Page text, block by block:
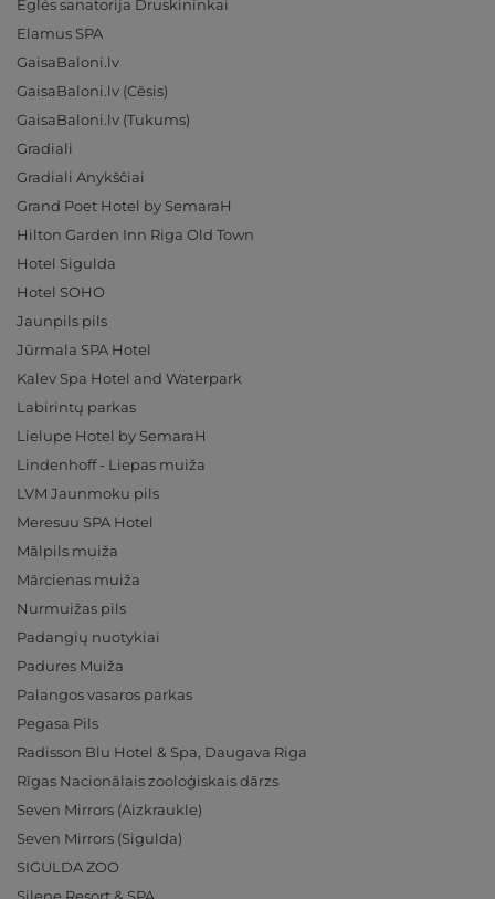
Eglės sanatorija Druskininkai
Elamus SPA
GaisaBaloni.lv
GaisaBaloni.lv (Cēsis)
GaisaBaloni.lv (Tukums)
Gradiali
Gradiali Anykščiai
Grand Poet Hotel by SemaraH
Hilton Garden Inn Riga Old Town
Hotel Sigulda
Hotel SOHO
Jaunpils pils
Jūrmala SPA Hotel
Kalev Spa Hotel and Waterpark
Labirintų parkas
Lielupe Hotel by SemaraH
Lindenhoff - Liepas muiža
LVM Jaunmoku pils
Meresuu SPA Hotel
Mālpils muiža
Mārcienas muiža
Nurmuižas pils
Padangių nuotykiai
Padures Muiža
Palangos vasaros parkas
Pegasa Pils
Radisson Blu Hotel & Spa, Daugava Riga
Rīgas Nacionālais zooloģiskais dārzs
Seven Mirrors (Aizkraukle)
Seven Mirrors (Sigulda)
SIGULDA ZOO